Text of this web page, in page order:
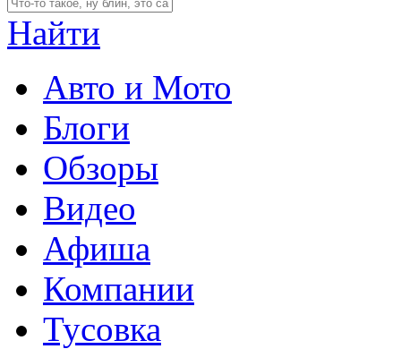
Найти
Авто и Мото
Блоги
Обзоры
Видео
Афиша
Компании
Тусовка